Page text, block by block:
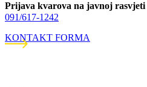
Prijava kvarova na javnoj rasvjeti
091/617-1242
KONTAKT FORMA